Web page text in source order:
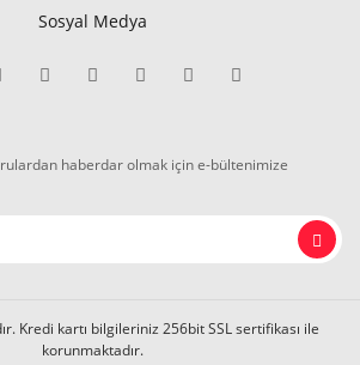
Sosyal Medya
haberdar olmak için e-bültenimize
Kredi kartı bilgileriniz 256bit SSL sertifikası ile
korunmaktadır.